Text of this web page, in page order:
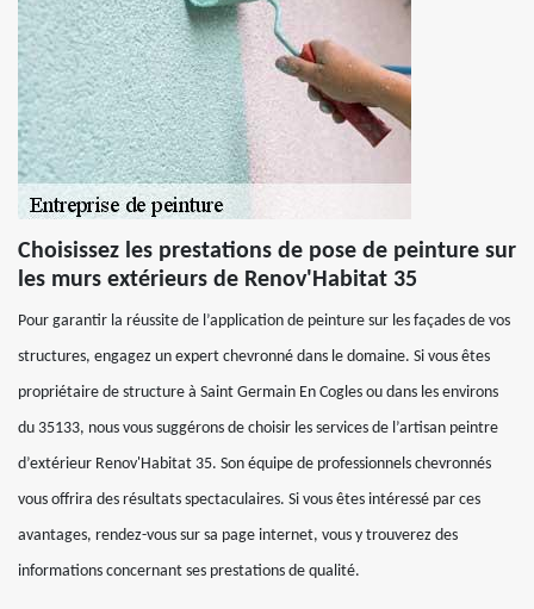
Choisissez les prestations de pose de peinture sur
les murs extérieurs de Renov'Habitat 35
Pour garantir la réussite de l’application de peinture sur les façades de vos
structures, engagez un expert chevronné dans le domaine. Si vous êtes
propriétaire de structure à Saint Germain En Cogles ou dans les environs
du 35133, nous vous suggérons de choisir les services de l’artisan peintre
d’extérieur Renov'Habitat 35. Son équipe de professionnels chevronnés
vous offrira des résultats spectaculaires. Si vous êtes intéressé par ces
avantages, rendez-vous sur sa page internet, vous y trouverez des
informations concernant ses prestations de qualité.